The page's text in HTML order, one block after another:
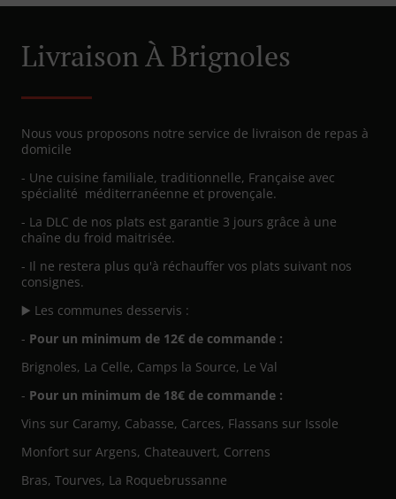
Livraison À Brignoles
Nous vous proposons notre service de livraison de repas à
domicile
- Une cuisine familiale, traditionnelle, Française avec
spécialité méditerranéenne et provençale.
- La DLC de nos plats est garantie 3 jours grâce à une
chaîne du froid maitrisée.
- Il ne restera plus qu'à réchauffer vos plats suivant nos
consignes.
▶️ Les communes desservis :
- Pour un minimum de 12€ de commande :
Brignoles, La Celle, Camps la Source, Le Val
- Pour un minimum de 18€ de commande :
Vins sur Caramy, Cabasse, Carces, Flassans sur Issole
Monfort sur Argens, Chateauvert, Correns
Bras, Tourves, La Roquebrussanne